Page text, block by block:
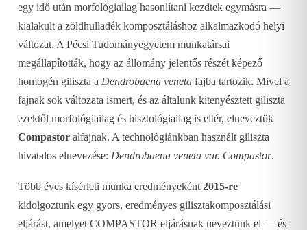
egy idő után morfológiailag hasonlítani kezdtek egymásra —
kialakult a zöldhulladék komposztáláshoz alkalmazkodó helyi
változat. A Pécsi Tudományegyetem munkatársai
megállapították, hogy az állomány jelentős részét képező
homogén giliszta a Dendrobaena veneta fajba tartozik. Mivel a
fajnak sok változata ismert, és az általunk kitenyésztett giliszta
ezektől morfológiailag és hisztológiailag is eltér, elneveztük
Compastor alfajnak. A technológiánkban használt giliszta
hivatalos elnevezése: Dendrobaena veneta var. Compastor.
Több éves kísérleti munka eredményeként 2015-re
kidolgoztunk egy gyors, eredményes gilisztakomposztálási
eljárást, amelyet COMPASTOR eljárásnak neveztünk el — és